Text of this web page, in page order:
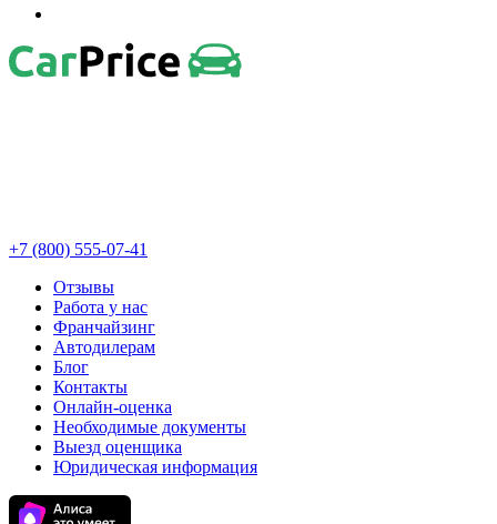
+7 (800) 555-07-41
Отзывы
Работа у нас
Франчайзинг
Автодилерам
Блог
Контакты
Онлайн-оценка
Необходимые документы
Выезд оценщика
Юридическая информация